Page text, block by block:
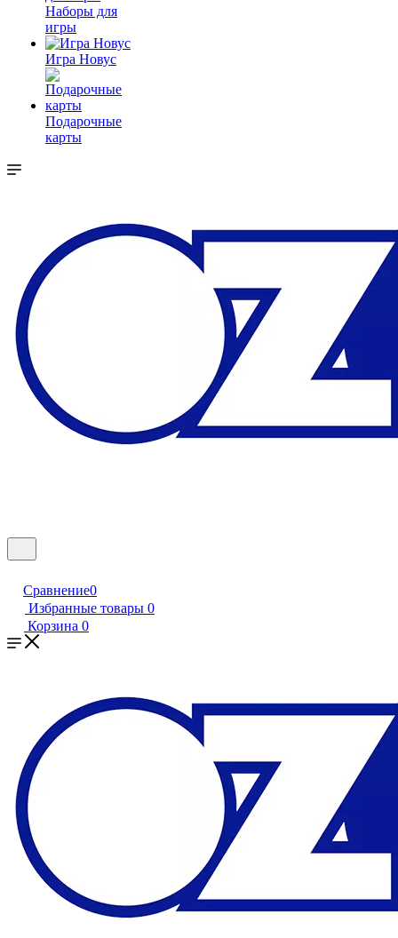
Наборы для
игры
Игра Новус
Подарочные
карты
Сравнение0
Избранные товары 0
Корзина 0